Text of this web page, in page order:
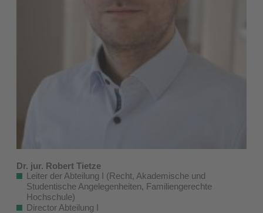
Dr. jur. Robert Tietze
Leiter der Abteilung I (Recht, Akademische und
Studentische Angelegenheiten, Familiengerechte
Hochschule)
Director Abteilung I